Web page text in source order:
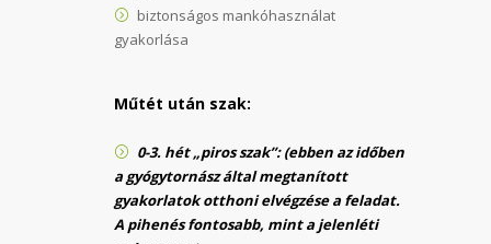
biztonságos mankóhasználat
gyakorlása
Műtét után szak:
0-3. hét „piros szak”: (ebben az időben
a gyógytornász által megtanított
gyakorlatok otthoni elvégzése a feladat.
A pihenés fontosabb, mint a jelenléti